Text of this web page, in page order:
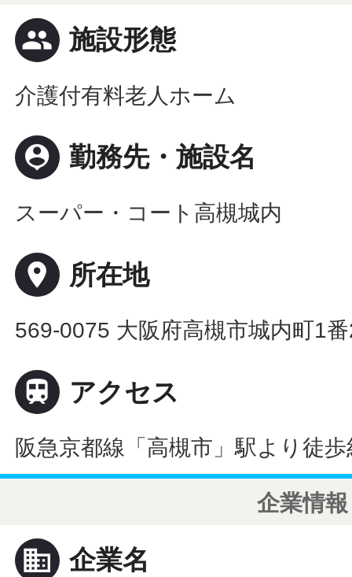
people 施設形態
介護付有料老人ホーム
person_pin 勤務先・施設名
スーパー・コート高槻城内
place 所在地
569-0075 大阪府高槻市城内町1
 アクセス
阪急京都線「高槻市」駅より徒
企業情報
business 企業名